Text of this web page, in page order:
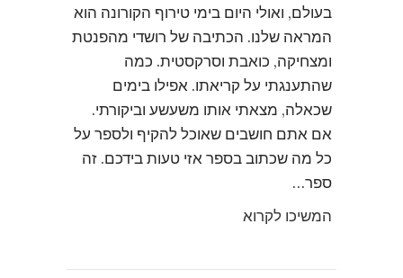
בעולם, ואולי היום בימי טירוף הקורונה הוא
המראה שלנו. הכתיבה של רושדי מהפנטת
ומצחיקה, כואבת וסרקסטית. כמה
שהתענגתי על קריאתו. אפילו בימים
שכאלה, מצאתי אותו משעשע וביקורתי.
אם אתם חושבים שאוכל להקיף ולספר על
כל מה שכתוב בספר אזי טעות בידכם. זה
ספר…
המשיכו לקרוא